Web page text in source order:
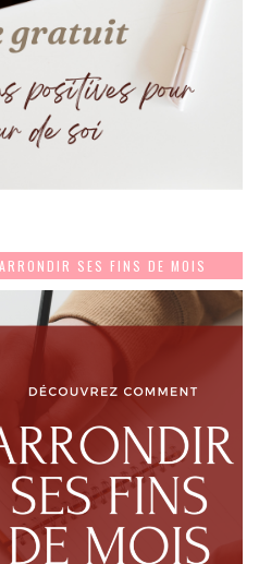
SES FINS DE MOIS